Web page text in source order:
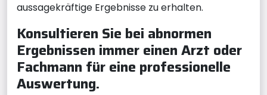
aussagekräftige Ergebnisse zu erhalten.
Konsultieren Sie bei abnormen
Ergebnissen immer einen Arzt oder
Fachmann für eine professionelle
Auswertung.